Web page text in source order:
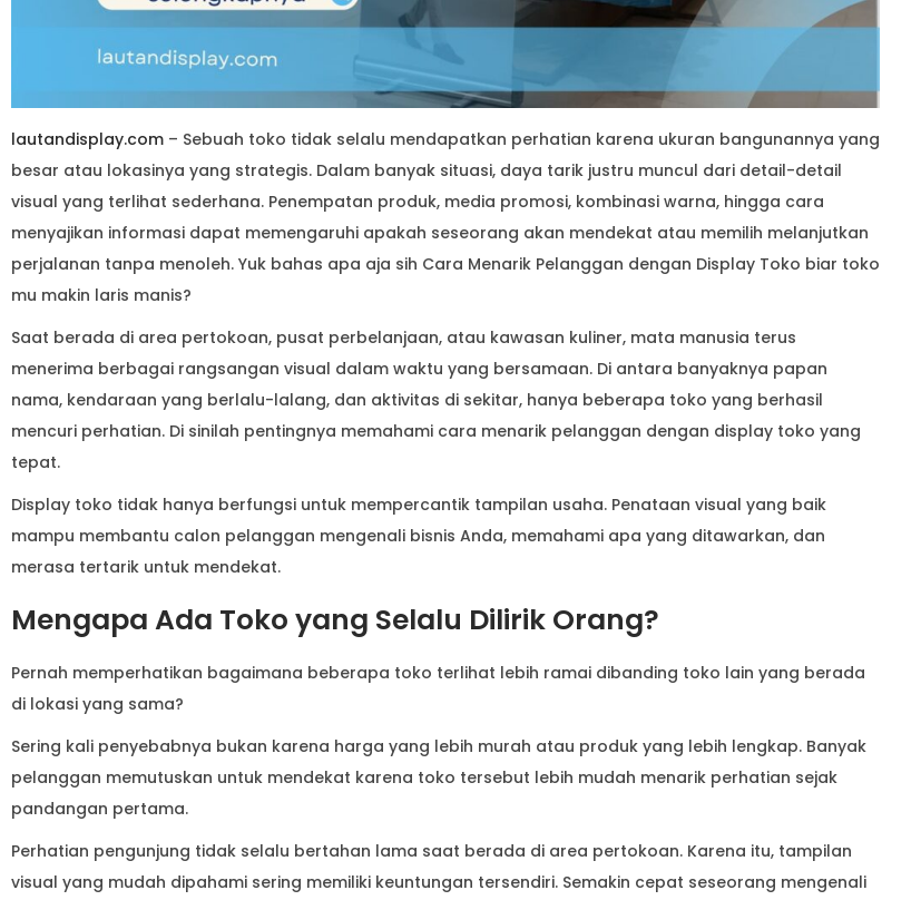
lautandisplay.com – Sebuah toko tidak selalu mendapatkan perhatian karena ukuran bangunannya yang
besar atau lokasinya yang strategis. Dalam banyak situasi, daya tarik justru muncul dari detail-detail
visual yang terlihat sederhana. Penempatan produk, media promosi, kombinasi warna, hingga cara
menyajikan informasi dapat memengaruhi apakah seseorang akan mendekat atau memilih melanjutkan
perjalanan tanpa menoleh. Yuk bahas apa aja sih Cara Menarik Pelanggan dengan Display Toko biar toko
mu makin laris manis?
Saat berada di area pertokoan, pusat perbelanjaan, atau kawasan kuliner, mata manusia terus
menerima berbagai rangsangan visual dalam waktu yang bersamaan. Di antara banyaknya papan
nama, kendaraan yang berlalu-lalang, dan aktivitas di sekitar, hanya beberapa toko yang berhasil
mencuri perhatian. Di sinilah pentingnya memahami cara menarik pelanggan dengan display toko yang
tepat.
Display toko tidak hanya berfungsi untuk mempercantik tampilan usaha. Penataan visual yang baik
mampu membantu calon pelanggan mengenali bisnis Anda, memahami apa yang ditawarkan, dan
merasa tertarik untuk mendekat.
Mengapa Ada Toko yang Selalu Dilirik Orang?
Pernah memperhatikan bagaimana beberapa toko terlihat lebih ramai dibanding toko lain yang berada
di lokasi yang sama?
Sering kali penyebabnya bukan karena harga yang lebih murah atau produk yang lebih lengkap. Banyak
pelanggan memutuskan untuk mendekat karena toko tersebut lebih mudah menarik perhatian sejak
pandangan pertama.
Perhatian pengunjung tidak selalu bertahan lama saat berada di area pertokoan. Karena itu, tampilan
visual yang mudah dipahami sering memiliki keuntungan tersendiri. Semakin cepat seseorang mengenali